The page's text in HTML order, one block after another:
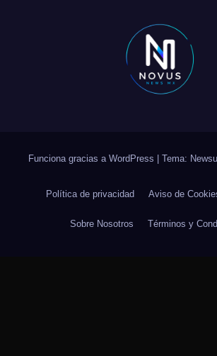
Funciona gracias a WordPress Tema:
Política de privacidad Aviso de
Sobre Nosotros Términos y